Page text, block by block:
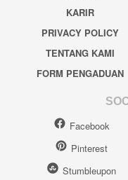
KARIR
PRIVACY POLICY
TENTANG KAMI
FORM PENGADUAN
Facebook
Pinterest
Stumbleupon